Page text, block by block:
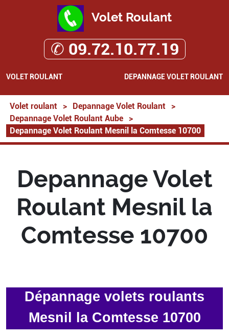
Volet Roulant
✆ 09.72.10.77.19
VOLET ROULANT DEPANNAGE VOLET ROULANT
Volet roulant > Depannage Volet Roulant
>
Depannage Volet Roulant Aube
>
Depannage Volet Roulant Mesnil la Comtesse 10700
Depannage Volet
Roulant Mesnil la
Comtesse 10700
Dépannage volets roulants
Mesnil la Comtesse 10700